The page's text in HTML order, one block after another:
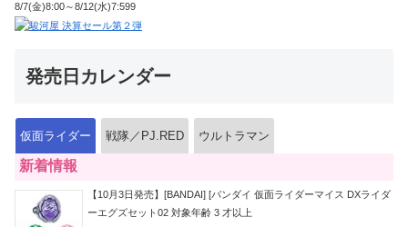
8/7(金)8:00～8/12(水)7:599
発売日カレンダー
仮面ライダー 戦隊／PJ.RED ウルトラマン
新着情報
【10月3日発売】[BANDAI] [バンダイ 仮面ライダーマイス DXライダ
ーエグズセット02 対象年齢 3 才以上